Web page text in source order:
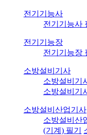
전기기능사
전기기능사
전기기능장
전기기능장
소방설비기사
소방설비기
소방설비기
소방설비산업기사
소방설비산
(기계) 필기